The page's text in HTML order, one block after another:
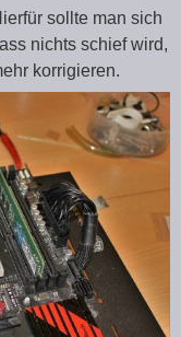
sollte man sich
nichts schief wird,
korrigieren.